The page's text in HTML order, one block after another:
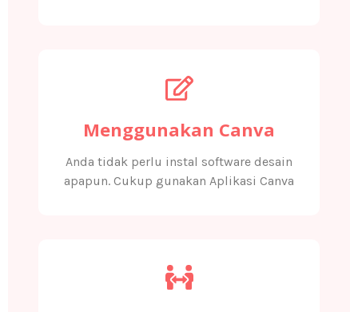
Menggunakan Canva
Anda tidak perlu instal software desain
apapun. Cukup gunakan Aplikasi Canva